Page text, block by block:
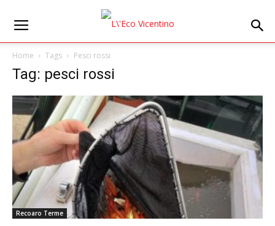
Home Tags Pesci rossi
Tag: pesci rossi
Recoaro Terme